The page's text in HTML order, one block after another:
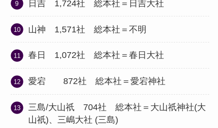
日吉 1,724社 総本社＝日吉大社
山神 1,571社 総本社＝不明
春日 1,072社 総本社＝春日大社
愛宕 872社 総本社＝愛宕神社
三島/大山祇 704社 総本社＝大山祇神社(大
山祇)、三嶋大社 (三島)